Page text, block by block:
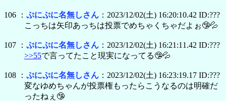
106 ： ぷにぷに名無しさん ：2023/12/02(土) 16:20:10.42 ID:???
こっちは矢印あっちは投票でめちゃくちゃだよぉ🤥💦
107 ： ぷにぷに名無しさん ：2023/12/02(土) 16:21:11.42 ID:???
>>55で言ってたこと現実になってる🤥💦
108 ： ぷにぷに名無しさん ：2023/12/02(土) 16:23:19.17 ID:???
変なゆめちゃんが投票権もったらこうなるのは明確だ
ったねぇ🤥